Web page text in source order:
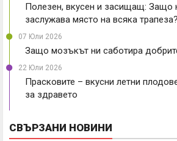
Полезен, вкусен и засищащ: Защо
заслужава място на всяка трапеза?
07 Юли 2026
Защо мозъкът ни саботира
22 Юли 2026
Прасковите – вкусни летни
за здравето
СВЪРЗАНИ НОВИНИ